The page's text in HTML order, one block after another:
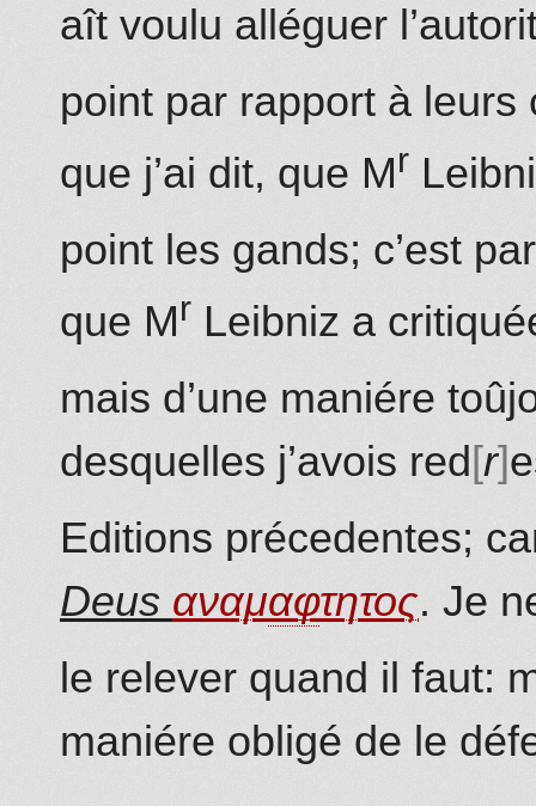
aît voulu alléguer
point par rapport à
que j’ai dit, que Mr
point les gands; c’est
que Mr Leibniz a
mais d’une maniére
desquelles j’avois red r
Editions précedentes;
Deus αναμαφτητος. Je
le relever quand il faut:
maniére obligé de le